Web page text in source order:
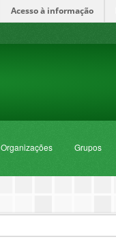
Acesso à informação
Organizações Grupos